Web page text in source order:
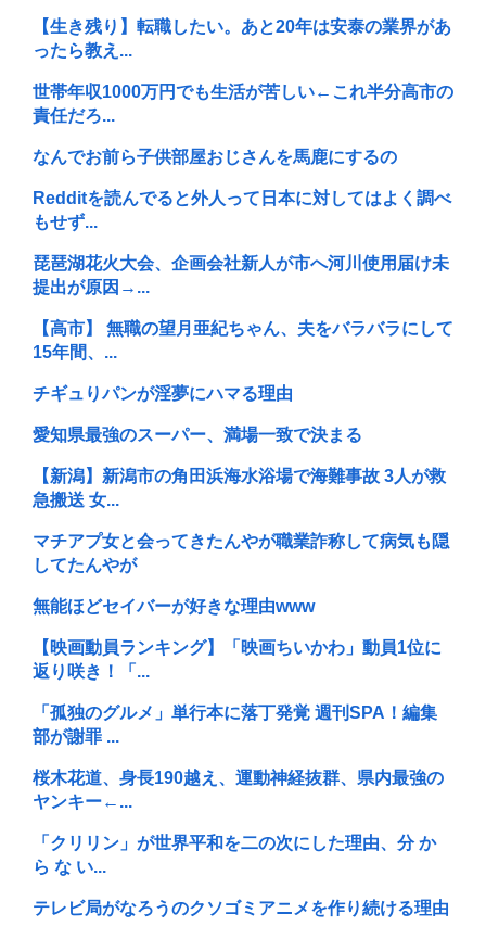
【生き残り】転職したい。あと20年は安泰の業界があ
ったら教え...
世帯年収1000万円でも生活が苦しい←これ半分高市の
責任だろ...
なんでお前ら子供部屋おじさんを馬鹿にするの
Redditを読んでると外人って日本に対してはよく調べ
もせず...
琵琶湖花火大会、企画会社新人が市へ河川使用届け未
提出が原因→...
【高市】 無職の望月亜紀ちゃん、夫をバラバラにして
15年間、...
チギュりパンが淫夢にハマる理由
愛知県最強のスーパー、満場一致で決まる
【新潟】新潟市の角田浜海水浴場で海難事故 3人が救
急搬送 女...
マチアプ女と会ってきたんやが職業詐称して病気も隠
してたんやが
無能ほどセイバーが好きな理由www
【映画動員ランキング】「映画ちいかわ」動員1位に
返り咲き！「...
「孤独のグルメ」単行本に落丁発覚 週刊SPA！編集
部が謝罪 ...
桜木花道、身長190越え、運動神経抜群、県内最強の
ヤンキー←...
「クリリン」が世界平和を二の次にした理由、分 か
ら な い...
テレビ局がなろうのクソゴミアニメを作り続ける理由